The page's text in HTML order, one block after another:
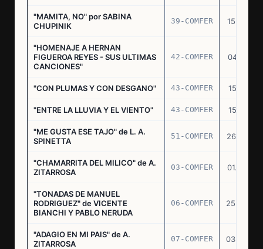
"MAMITA, NO" por SABINA
CHUPINIK
39-COMFER 15.10.76
"HOMENAJE A HERNAN
FIGUEROA REYES - SUS ULTIMAS
CANCIONES"
42-COMFER 04.11.76
"CON PLUMAS Y CON DESGANO" 43-COMFER 15.11.76
"ENTRE LA LLUVIA Y EL VIENTO" 43-COMFER 15.11.76
"ME GUSTA ESE TAJO" de L. A.
SPINETTA
51-COMFER 26.12.76
"CHAMARRITA DEL MILICO" de A.
ZITARROSA
03-COMFER 01.02.77
"TONADAS DE MANUEL
RODRIGUEZ" de VICENTE
BIANCHI Y PABLO NERUDA
06-COMFER 25.02.77
"ADAGIO EN MI PAIS" de A.
ZITARROSA
07-COMFER 03.03.77